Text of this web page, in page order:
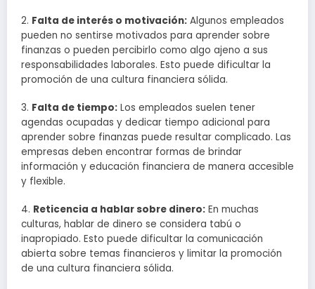
2. Falta de interés o motivación: Algunos empleados
pueden no sentirse motivados para aprender sobre
finanzas o pueden percibirlo como algo ajeno a sus
responsabilidades laborales. Esto puede dificultar la
promoción de una cultura financiera sólida.
3. Falta de tiempo: Los empleados suelen tener
agendas ocupadas y dedicar tiempo adicional para
aprender sobre finanzas puede resultar complicado. Las
empresas deben encontrar formas de brindar
información y educación financiera de manera accesible
y flexible.
4. Reticencia a hablar sobre dinero: En muchas
culturas, hablar de dinero se considera tabú o
inapropiado. Esto puede dificultar la comunicación
abierta sobre temas financieros y limitar la promoción
de una cultura financiera sólida.